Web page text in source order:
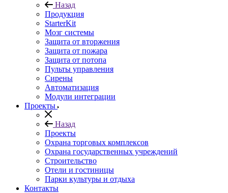
Назад
Продукция
StarterKit
Мозг системы
Защита от вторжения
Защита от пожара
Защита от потопа
Пульты управления
Сирены
Автоматизация
Модули интеграции
Проекты
Назад
Проекты
Охрана торговых комплексов
Охрана государственных учреждений
Строительство
Отели и гостиницы
Парки культуры и отдыха
Контакты